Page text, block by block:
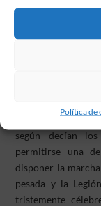
Política de
El avance del
nacionales que
restos de la
1.000
pocas horas
perder. El interés
según decían
permitirse una
disponer la
pesada y la
tristemente